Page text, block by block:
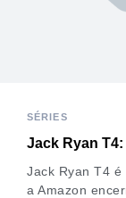
SÉRIES
Jack Ryan
Jack Ryan T4
a Amazon